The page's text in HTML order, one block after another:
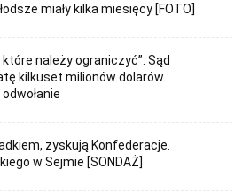
miały kilka miesięcy [FOTO]
należy ograniczyć”. Sąd
kilkuset milionów dolarów.
zyskują Konfederacje.
w Sejmie [SONDAŻ]